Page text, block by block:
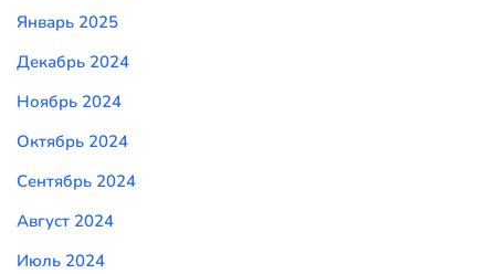
Январь 2025
Декабрь 2024
Ноябрь 2024
Октябрь 2024
Сентябрь 2024
Август 2024
Июль 2024